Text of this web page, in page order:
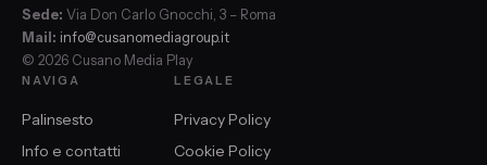
Sede: Via Don Carlo Gnocchi, 3 – Roma
Mail: info@cusanomediagroup.it
© 2026 Cusano Media Play
NAVIGA
Palinsesto
Info e contatti
LEGALE
Privacy Policy
Cookie Policy